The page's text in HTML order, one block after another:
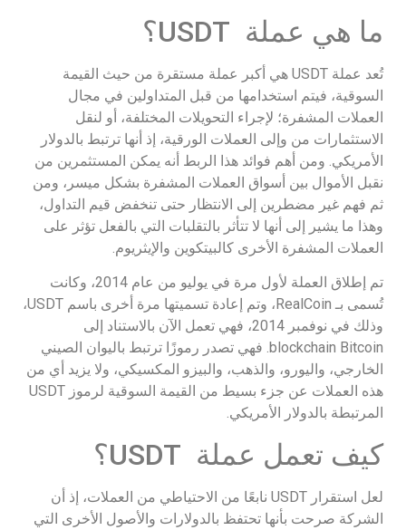
ما هي عملة USDT؟
تُعد عملة USDT هي أكبر عملة مستقرة من حيث القيمة
السوقية، فيتم استخدامها من قبل المتداولين في مجال
العملات المشفرة؛ لإجراء التحويلات المختلفة، أو لنقل
الاستثمارات من وإلى العملات الورقية، إذ أنها ترتبط بالدولار
الأمريكي. ومن أهم فوائد هذا الربط أنه يمكن المستثمرين من
نقبل الأموال بين أسواق العملات المشفرة بشكل ميسر، ومن
ثم فهم غير مضطرين إلى الانتظار حتى تنخفض قيم التداول،
وهذا ما يشير إلى أنها لا تتأثر بالتقلبات التي بالفعل تؤثر على
العملات المشفرة الأخرى كالبيتكوين والإيثريوم.
تم إطلاق العملة لأول مرة في يوليو من عام 2014، وكانت
تُسمى بـ RealCoin، وتم إعادة تسميتها مرة أخرى باسم USDT،
وذلك في نوفمبر 2014، فهي تعمل الآن بالاستناد إلى
blockchain Bitcoin. فهي تصدر رموزًا ترتبط باليوان الصيني
الخارجي، واليورو، والذهب، والبيزو المكسيكي، ولا يزيد أي من
هذه العملات عن جزء بسيط من القيمة السوقية لرموز USDT
المرتبطة بالدولار الأمريكي.
كيف تعمل عملة USDT؟
لعل استقرار USDT نابعًا من الاحتياطي من العملات، إذ أن
الشركة صرحت بأنها تحتفظ بالدولارات والأصول الأخرى التي